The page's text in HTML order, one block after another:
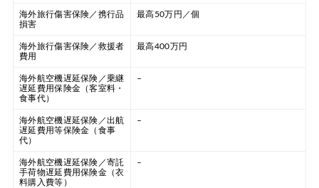
海外旅行傷害保険／携行品
損害
最高50万円／個
海外旅行傷害保険／救援者
費用
最高400万円
海外航空機遅延保険／乗継
遅延費用保険金（客室料・
食事代）
–
海外航空機遅延保険／出航
遅延費用等保険金（食事
代）
–
海外航空機遅延保険／寄託
手荷物遅延費用保険金（衣
料購入費等）
–